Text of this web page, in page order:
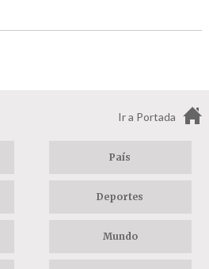
Ir a Portada
País
Deportes
Mundo